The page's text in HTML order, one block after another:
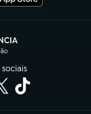
nova aba)